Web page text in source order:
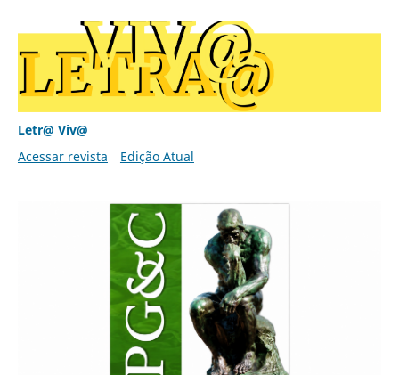
Letr@ Viv@
Acessar revista
Edição Atual